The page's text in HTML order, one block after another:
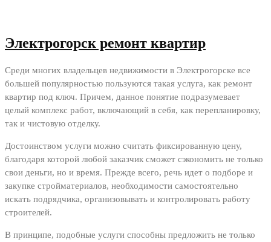
Электрогорск ремонт квартир
Среди многих владельцев недвижимости в Электрогорске все
большей популярностью пользуются такая услуга, как ремонт
квартир под ключ. Причем, данное понятие подразумевает
целый комплекс работ, включающий в себя, как перепланировку,
так и чистовую отделку.
Достоинством услуги можно считать фиксированную цену,
благодаря которой любой заказчик сможет сэкономить не только
свои деньги, но и время. Прежде всего, речь идет о подборе и
закупке стройматериалов, необходимости самостоятельно
искать подрядчика, организовывать и контролировать работу
строителей.
В принципе, подобные услуги способны предложить не только